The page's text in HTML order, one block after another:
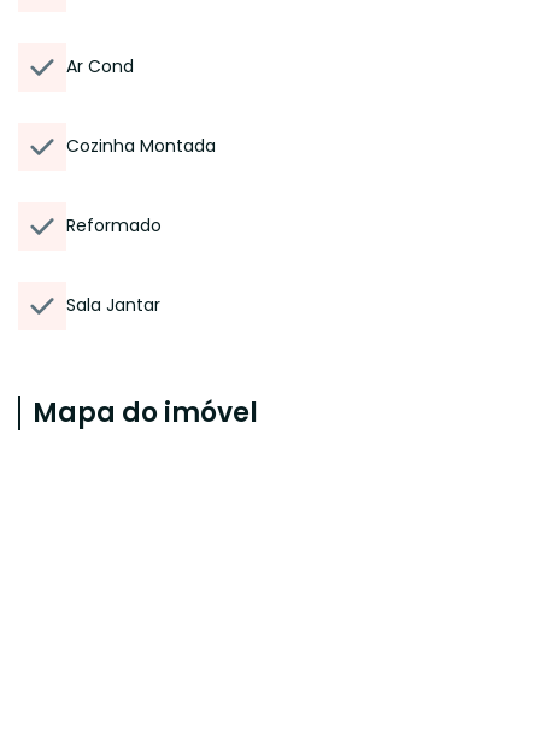
Ar Cond
Cozinha Montada
Reformado
Sala Jantar
Mapa do imóvel